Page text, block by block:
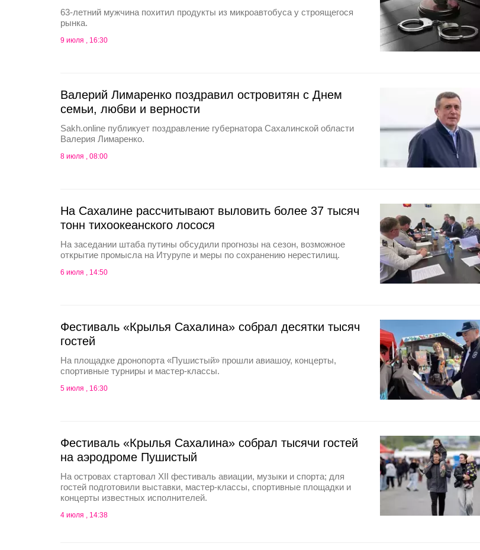
63-летний мужчина похитил продукты из микроавтобуса у строящегося
рынка.
9 июля , 16:30
Валерий Лимаренко поздравил островитян с Днем
семьи, любви и верности
Sakh.online публикует поздравление губернатора Сахалинской области
Валерия Лимаренко.
8 июля , 08:00
На Сахалине рассчитывают выловить более 37 тысяч
тонн тихоокеанского лосося
На заседании штаба путины обсудили прогнозы на сезон, возможное
открытие промысла на Итурупе и меры по сохранению нерестилищ.
6 июля , 14:50
Фестиваль «Крылья Сахалина» собрал десятки тысяч
гостей
На площадке дронопорта «Пушистый» прошли авиашоу, концерты,
спортивные турниры и мастер-классы.
5 июля , 16:30
Фестиваль «Крылья Сахалина» собрал тысячи гостей
на аэродроме Пушистый
На островах стартовал XII фестиваль авиации, музыки и спорта; для
гостей подготовили выставки, мастер-классы, спортивные площадки и
концерты известных исполнителей.
4 июля , 14:38